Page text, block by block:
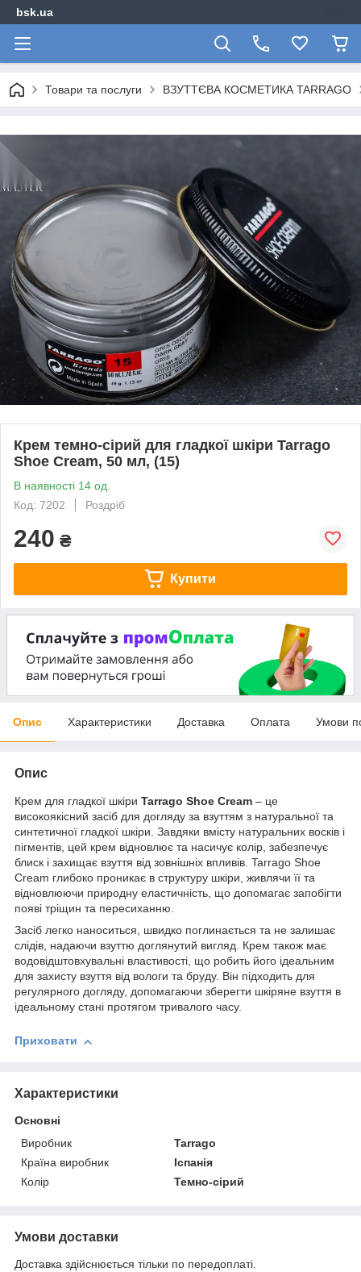
bsk.ua
Товари та послуги ВЗУТТЄВА КОСМЕТИКА TARRAGO
Крем темно-сірий для гладкої шкіри Tarrago
Shoe Cream, 50 мл, (15)
В наявності 14 од.
Код: 7202
Роздріб
240 ₴
Купити
Опис Характеристики Доставка Оплата Умови
Опис
Крем для гладкої шкіри Tarrago Shoe Cream – це
високоякісний засіб для догляду за взуттям з натуральної та
синтетичної гладкої шкіри. Завдяки вмісту натуральних восків і
пігментів, цей крем відновлює та насичує колір, забезпечує
блиск і захищає взуття від зовнішніх впливів. Tarrago Shoe
Cream глибоко проникає в структуру шкіри, живлячи її та
відновлюючи природну еластичність, що допомагає запобігти
появі тріщин та пересиханню.
Засіб легко наноситься, швидко поглинається та не залишає
слідів, надаючи взуттю доглянутий вигляд. Крем також має
водовідштовхувальні властивості, що робить його ідеальним
для захисту взуття від вологи та бруду. Він підходить для
регулярного догляду, допомагаючи зберегти шкіряне взуття в
ідеальному стані протягом тривалого часу.
Приховати
Характеристики
Основні
Виробник
Tarrago
Країна виробник
Іспанія
Колір
Темно-сірий
Умови доставки
Доставка здійснюється тільки по передоплаті.